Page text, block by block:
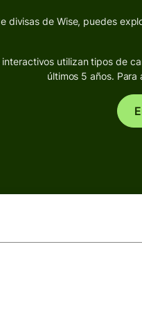
divisas de Wise, puedes
utilizan tipos de
últimos 5 años.